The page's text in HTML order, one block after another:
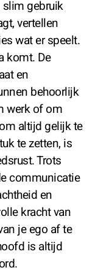
gebruik
vertellen
wat er speelt.
komt. De
en
behoorlijk
werk of om
altijd gelijk te
te zetten, is
Trots
communicatie
en
kracht van
je ego af te
is altijd